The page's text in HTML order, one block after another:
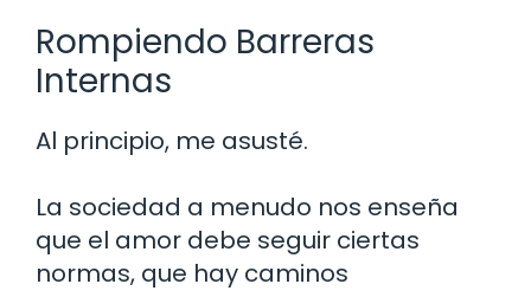
Rompiendo Barreras
Internas
Al principio, me asusté.
La sociedad a menudo nos enseña
que el amor debe seguir ciertas
normas, que hay caminos